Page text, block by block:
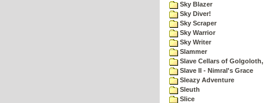
Sky Blazer
Sky Diver!
Sky Scraper
Sky Warrior
Sky Writer
Slammer
Slave Cellars of Golgoloth,
Slave II - Nimral's Grace
Sleazy Adventure
Sleuth
Slice